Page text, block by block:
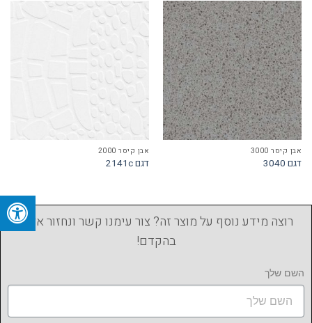
אבן קיסר 3000
דגם 3040
אבן קיסר 2000
דגם 2141c
רוצה מידע נוסף על מוצר זה? צור עימנו קשר ונחזור אליך
בהקדם!
השם שלך